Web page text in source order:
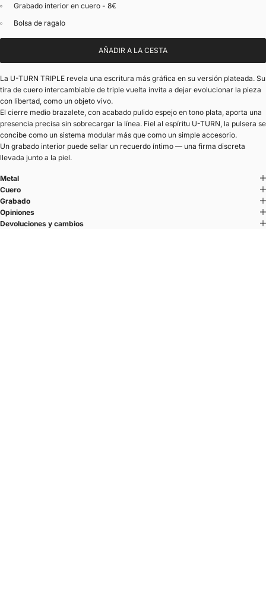
Grabado interior en cuero - 8€
Bolsa de ragalo
AÑADIR A LA CESTA
La U-TURN TRIPLE revela una escritura más gráfica en su versión plateada. Su
tira de cuero intercambiable de triple vuelta invita a dejar evolucionar la pieza
con libertad, como un objeto vivo.
El cierre medio brazalete, con acabado pulido espejo en tono plata, aporta una
presencia precisa sin sobrecargar la línea. Fiel al espíritu U-TURN, la pulsera se
concibe como un sistema modular más que como un simple accesorio.
Un grabado interior puede sellar un recuerdo íntimo — una firma discreta
llevada junto a la piel.
Metal
Cuero
Grabado
Opiniones
Devoluciones y cambios